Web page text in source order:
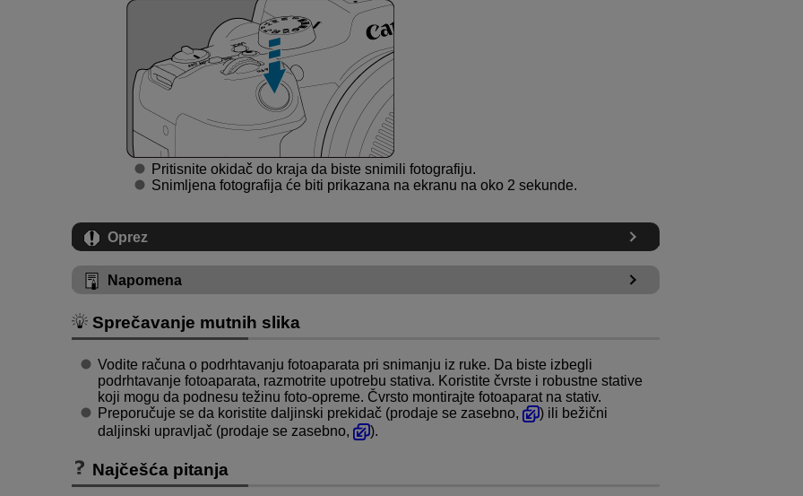
Pritisnite okidač do kraja da biste snimili fotografiju.
Snimljena fotografija će biti prikazana na ekranu na oko 2 sekunde.
Oprez
Napomena
Sprečavanje mutnih slika
Vodite računa o podrhtavanju fotoaparata pri snimanju iz ruke. Da biste izbegli
podrhtavanje fotoaparata, razmotrite upotrebu stativa. Koristite čvrste i robustne stative
koji mogu da podnesu težinu foto-opreme. Čvrsto montirajte fotoaparat na stativ.
Preporučuje se da koristite daljinski prekidač (prodaje se zasebno,
) ili bežični
daljinski upravljač (prodaje se zasebno,
).
Najčešća pitanja